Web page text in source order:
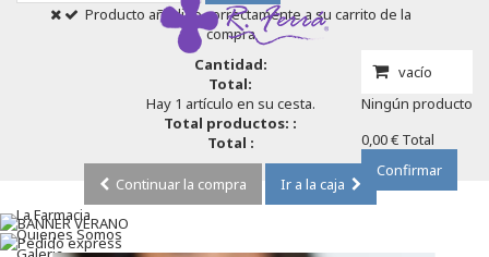
vacío
Ningún producto
0,00 € Total
Confirmar
Producto añadido correctamente a su carrito de la
compra
Cantidad:
Total:
Hay 1 artículo en su cesta.
Total productos: :
Total :
Continuar la compra
Ir a la caja
La Farmacia
Quienes Somos